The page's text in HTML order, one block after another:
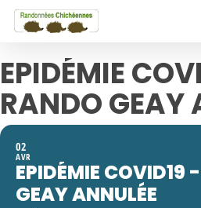
Skip
content
EPIDÉMIE
RANDO GEAY
02
AVR
EPIDÉMIE COVID19
GEAY ANNULÉE